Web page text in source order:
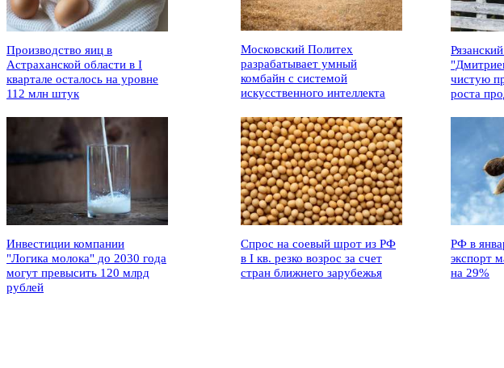
Производство яиц в
Астраханской области в I
квартале осталось на уровне
112 млн штук
Московский Политех
разрабатывает умный
комбайн с системой
искусственного интеллекта
чистую
роста
Инвестиции компании
"Логика молока" до 2030 года
могут превысить 120 млрд
рублей
Спрос на соевый шрот из РФ
в I кв. резко возрос за счет
стран ближнего зарубежья
РФ в
экспорт
на 29%